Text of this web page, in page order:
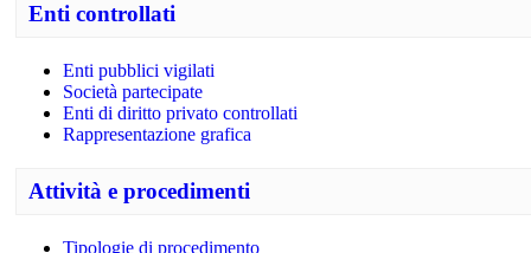
Enti controllati
Enti pubblici vigilati
Società partecipate
Enti di diritto privato controllati
Rappresentazione grafica
Attività e procedimenti
Tipologie di procedimento